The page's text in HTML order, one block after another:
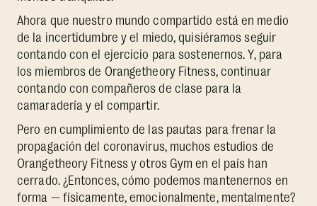
Ahora que nuestro mundo compartido está en medio
de la incertidumbre y el miedo, quisiéramos seguir
contando con el ejercicio para sostenernos. Y, para
los miembros de Orangetheory Fitness, continuar
contando con compañeros de clase para la
camaradería y el compartir.
Pero en cumplimiento de las pautas para frenar la
propagación del coronavirus, muchos estudios de
Orangetheory Fitness y otros Gym en el país han
cerrado. ¿Entonces, cómo podemos mantenernos en
forma — físicamente, emocionalmente, mentalmente?